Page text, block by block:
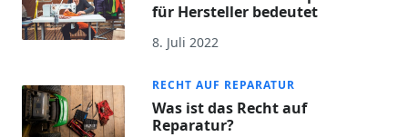
für Hersteller bedeutet
8. Juli 2022
RECHT AUF REPARATUR
Was ist das Recht auf
Reparatur?